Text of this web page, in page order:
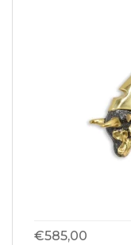
€585,00